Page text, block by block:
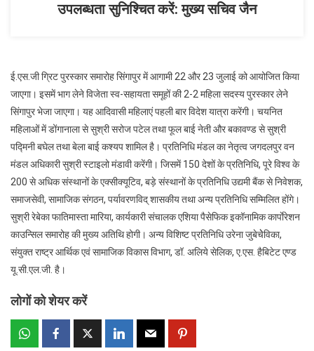
उपलब्धता सुनिश्चित करें: मुख्य सचिव जैन
ई.एस.जी ग्रिट पुरस्कार समारोह सिंगापुर में आगामी 22 और 23 जुलाई को आयोजित किया
जाएगा। इसमें भाग लेने विजेता स्व-सहायता समूहों की 2-2 महिला सदस्य पुरस्कार लेने
सिंगापुर भेजा जाएगा। यह आदिवासी महिलाएं पहली बार विदेश यात्रा करेंगी। चयनित
महिलाओं में डोंगानाला से सुश्री सरोज पटेल तथा फूल बाई नेती और बकावण्ड से सुश्री
पद्मिनी बघेल तथा बेला बाई कश्यप शामिल है। प्रतिनिधि मंडल का नेतृत्व जगदलपुर वन
मंडल अधिकारी सुश्री स्टाइलो मंडावी करेंगी। जिसमें 150 देशों के प्रतिनिधि, पूरे विश्व के
200 से अधिक संस्थानों के एक्सीक्यूटिव, बड़े संस्थानों के प्रतिनिधि उद्यमी बैंक से निवेशक,
समाजसेवी, सामाजिक संगठन, पर्यावरणविद् शासकीय तथा अन्य प्रतिनिधि सम्मिलित होंगे।
सुश्री रेबेका फातिमास्ता मारिया, कार्यकारी संचालक एशिया पैसेफिक इकॉनामिक कार्पाेरेशन
काउन्सिल समारोह की मुख्य अतिथि होगी। अन्य विशिष्ट प्रतिनिधि उरेना जुबेचेेविका,
संयुक्त राष्ट्र आर्थिक एवं सामाजिक विकास विभाग, डॉ. अलिये सेलिक, ए.एस. हैबिटेट एण्ड
यू.सी.एल.जी. है।
लोगों को शेयर करें